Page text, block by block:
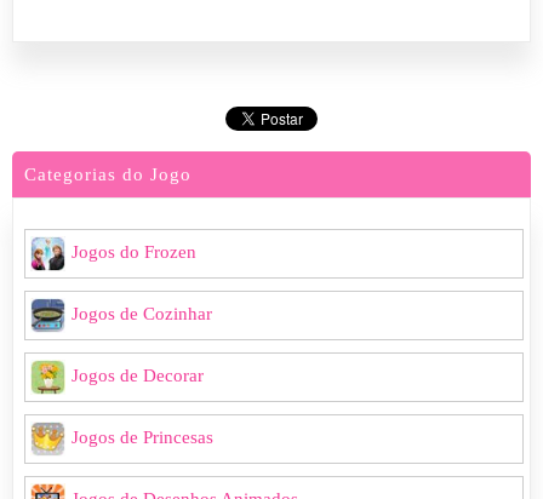
Categorias do Jogo
Jogos do Frozen
Jogos de Cozinhar
Jogos de Decorar
Jogos de Princesas